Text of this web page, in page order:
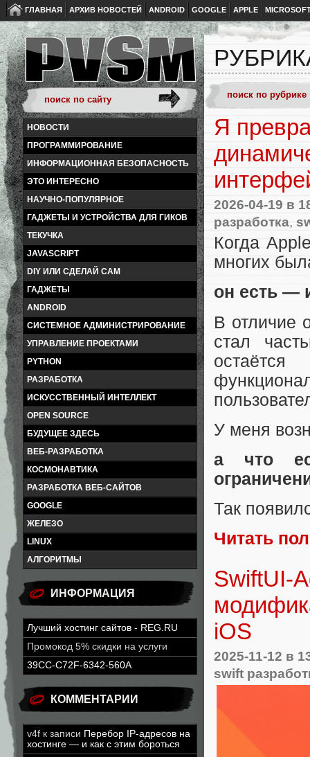
ГЛАВНАЯ АРХИВ НОВОСТЕЙ ANDROID GOOGLE APPLE
НОВОСТИ
ПРОГРАММИРОВАНИЕ
ИНФОРМАЦИОННАЯ БЕЗОПАСНОСТЬ
ЭТО ИНТЕРЕСНО
НАУЧНО-ПОПУЛЯРНОЕ
ГАДЖЕТЫ И УСТРОЙСТВА ДЛЯ ГИКОВ
ТЕКУЧКА
JAVASCRIPT
DIY ИЛИ СДЕЛАЙ САМ
ГАДЖЕТЫ
ANDROID
СИСТЕМНОЕ АДМИНИСТРИРОВАНИЕ
УПРАВЛЕНИЕ ПРОЕКТАМИ
PYTHON
РАЗРАБОТКА
ИСКУССТВЕННЫЙ ИНТЕЛЛЕКТ
OPEN SOURCE
БУДУЩЕЕ ЗДЕСЬ
ВЕБ-РАЗРАБОТКА
КОСМОНАВТИКА
РАЗРАБОТКА ВЕБ-САЙТОВ
GOOGLE
ЖЕЛЕЗО
LINUX
АЛГОРИТМЫ
ИНФОРМАЦИЯ
Лучший хостинг сайтов - REG.RU
Промокод 5% скидки на услуги
39CC-C72F-6342-560A
КОММЕНТАРИИ
v4f к записи Перебор IP-адресов на
хостинге — и как с этим бороться
Я
2026-04-19 в
разработка,
Когда
многих
он есть —
В отличие
стал
У меня
а что
Так
Читать
SwiftUI-
iOS
2025-11-12 в
swift